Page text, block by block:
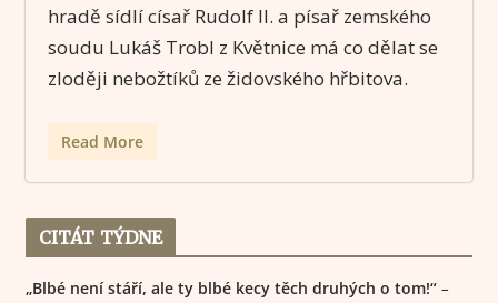
hradě sídlí císař Rudolf II. a písař zemského
soudu Lukáš Trobl z Květnice má co dělat se
zloději nebožtíků ze židovského hřbitova.
Read More
CITÁT TÝDNE
„Blbé není stáří, ale ty blbé kecy těch druhých o tom!“ –